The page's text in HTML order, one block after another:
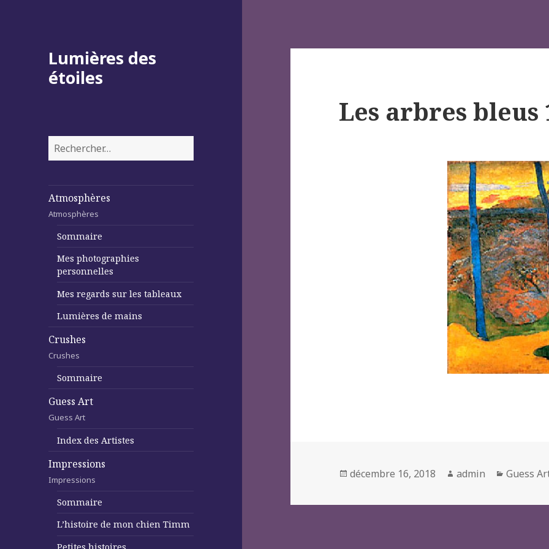
Lumières des
étoiles
Rechercher :
Atmosphères
Atmosphères
Sommaire
Mes photographies
personnelles
Mes regards sur les tableaux
Lumières de mains
Crushes
Crushes
Sommaire
Guess Art
Guess Art
Index des Artistes
Impressions
Impressions
Sommaire
L’histoire de mon chien Timm
Les arbres bleus
Posted
décembre 16, 2018 Author
admin Guess